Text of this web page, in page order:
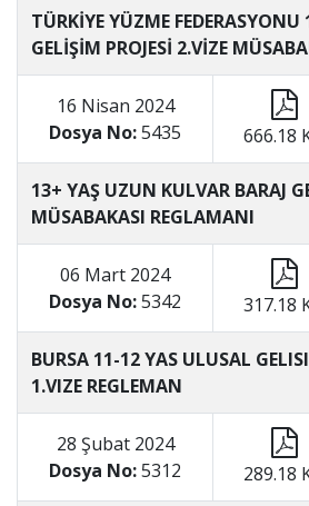
TÜRKİYE YÜZME
GELİŞİM PROJESİ 2.VİZE
16 Nisan 2024
Dosya No:5435 666.18
13+ YAŞ UZUN KULVAR BARAJ
MÜSABAKASI REGLAMANI
06 Mart 2024
Dosya No:5342 317.18
BURSA 11-12 YAS ULUSAL
1.VIZE REGLEMAN
28 Şubat 2024
Dosya No:5312 289.18